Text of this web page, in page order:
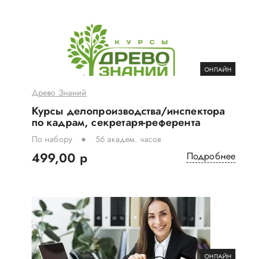
ОНЛАЙН
Древо Знаний
Курсы делопроизводства/инспектора
по кадрам, секретаря-референта
По набору 56 академ. часов
499,00 р Подробнее
ОНЛАЙН